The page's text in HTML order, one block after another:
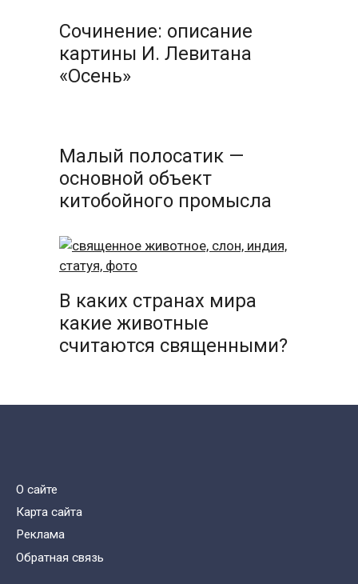
Сочинение: описание
картины И. Левитана
«Осень»
Малый полосатик —
основной объект
китобойного промысла
В каких странах мира
какие животные
считаются священными?
О сайте
Карта сайта
Реклама
Обратная связь